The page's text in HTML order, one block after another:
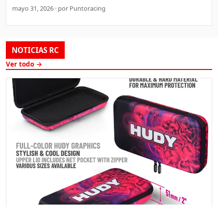
mayo 31, 2026 · por Puntoracing
NOTICIAS RC
Ver todo →